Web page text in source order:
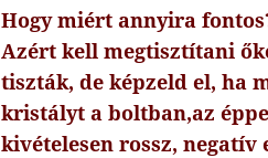
Hogy miért annyira
Azért kell megtisztítani
tiszták, de képzeld el, ha
kristályt a boltban,az
kivételesen rossz,